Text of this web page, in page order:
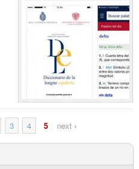
3 4 5 next ›